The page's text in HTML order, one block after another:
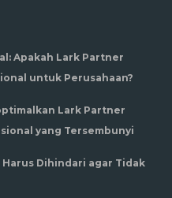
Apakah Lark Partner
untuk Perusahaan?
Lark Partner
yang Tersembunyi
Dihindari agar Tidak